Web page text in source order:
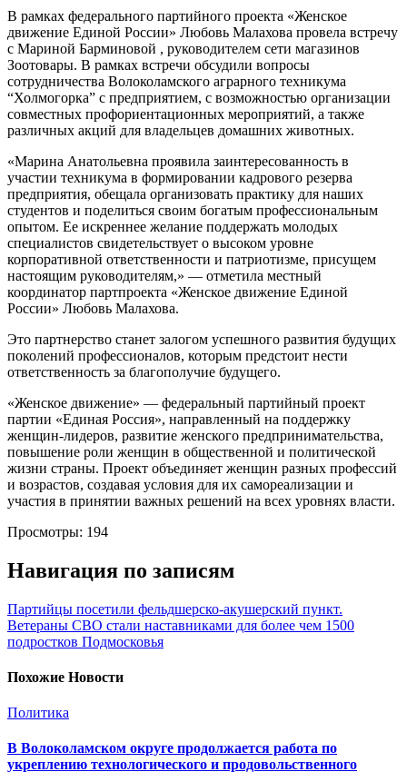
В рамках федерального партийного проекта «Женское
движение Единой России» Любовь Малахова провела встречу
с Мариной Барминовой , руководителем сети магазинов
Зоотовары. В рамках встречи обсудили вопросы
сотрудничества Волоколамского аграрного техникума
“Холмогорка” с предприятием, с возможностью организации
совместных профориентационных мероприятий, а также
различных акций для владельцев домашних животных.
«Марина Анатольевна проявила заинтересованность в
участии техникума в формировании кадрового резерва
предприятия, обещала организовать практику для наших
студентов и поделиться своим богатым профессиональным
опытом. Ее искреннее желание поддержать молодых
специалистов свидетельствует о высоком уровне
корпоративной ответственности и патриотизме, присущем
настоящим руководителям,» — отметила местный
координатор партпроекта «Женское движение Единой
России» Любовь Малахова.
Это партнерство станет залогом успешного развития будущих
поколений профессионалов, которым предстоит нести
ответственность за благополучие будущего.
«Женское движение» — федеральный партийный проект
партии «Единая Россия», направленный на поддержку
женщин-лидеров, развитие женского предпринимательства,
повышение роли женщин в общественной и политической
жизни страны. Проект объединяет женщин разных профессий
и возрастов, создавая условия для их самореализации и
участия в принятии важных решений на всех уровнях власти.
Просмотры: 194
Навигация по записям
Партийцы посетили фельдшерско-акушерский пункт.
Ветераны СВО стали наставниками для более чем 1500
подростков Подмосковья
Похожие Новости
Политика
В Волоколамском округе продолжается работа по
укреплению технологического и продовольственного